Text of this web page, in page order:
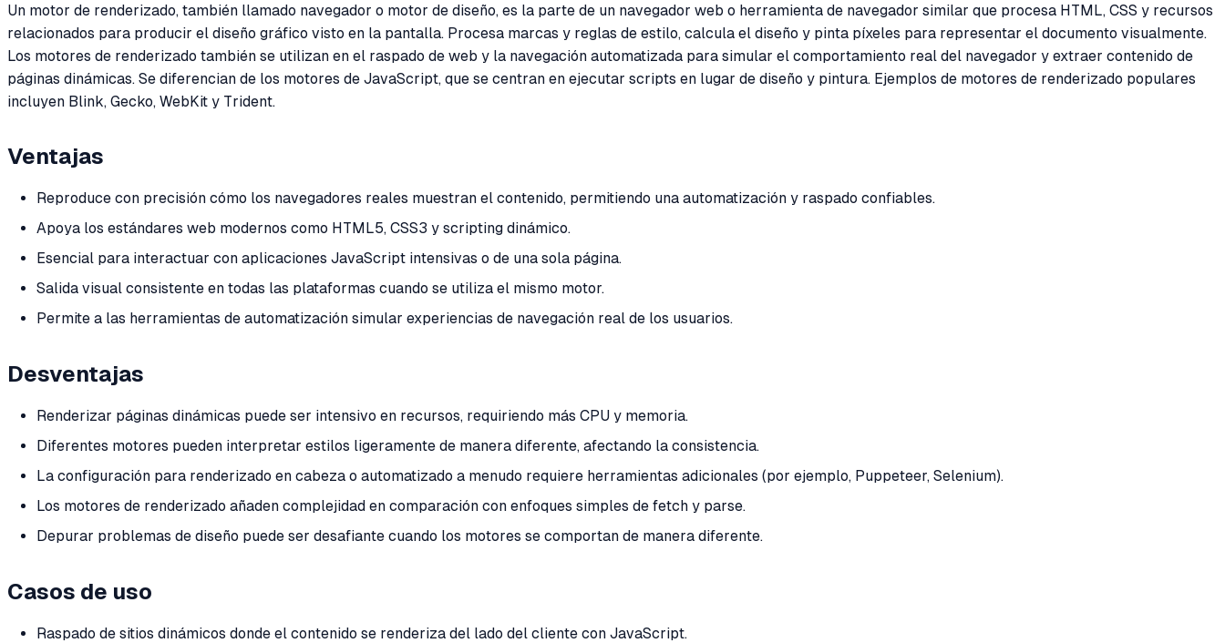
Un motor de renderizado, también llamado navegador o motor de diseño, es la parte de un navegador web o herramienta de navegador similar que procesa HTML, CSS y recursos
relacionados para producir el diseño gráfico visto en la pantalla. Procesa marcas y reglas de estilo, calcula el diseño y pinta píxeles para representar el documento visualmente.
Los motores de renderizado también se utilizan en el raspado de web y la navegación automatizada para simular el comportamiento real del navegador y extraer contenido de
páginas dinámicas. Se diferencian de los motores de JavaScript, que se centran en ejecutar scripts en lugar de diseño y pintura. Ejemplos de motores de renderizado populares
incluyen Blink, Gecko, WebKit y Trident.
Ventajas
Reproduce con precisión cómo los navegadores reales muestran el contenido, permitiendo una automatización y raspado confiables.
Apoya los estándares web modernos como HTML5, CSS3 y scripting dinámico.
Esencial para interactuar con aplicaciones JavaScript intensivas o de una sola página.
Salida visual consistente en todas las plataformas cuando se utiliza el mismo motor.
Permite a las herramientas de automatización simular experiencias de navegación real de los usuarios.
Desventajas
Renderizar páginas dinámicas puede ser intensivo en recursos, requiriendo más CPU y memoria.
Diferentes motores pueden interpretar estilos ligeramente de manera diferente, afectando la consistencia.
La configuración para renderizado en cabeza o automatizado a menudo requiere herramientas adicionales (por ejemplo, Puppeteer, Selenium).
Los motores de renderizado añaden complejidad en comparación con enfoques simples de fetch y parse.
Depurar problemas de diseño puede ser desafiante cuando los motores se comportan de manera diferente.
Casos de uso
Raspado de sitios dinámicos donde el contenido se renderiza del lado del cliente con JavaScript.